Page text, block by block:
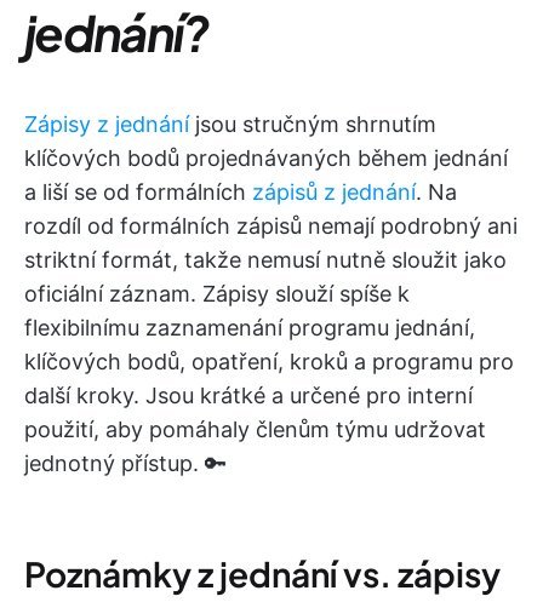
jednání?
Zápisy z jednáníjsou stručným shrnutím
klíčových bodů projednávaných během jednání
a liší se od formálních zápisů z jednání. Na
rozdíl od formálních zápisů nemají podrobný ani
striktní formát, takže nemusí nutně sloužit jako
oficiální záznam. Zápisy slouží spíše k
flexibilnímu zaznamenání programu jednání,
klíčových bodů, opatření, kroků a programu pro
další kroky. Jsou krátké a určené pro interní
použití, aby pomáhaly členům týmu udržovat
jednotný přístup. 🔑
Poznámky z jednání vs. zápisy